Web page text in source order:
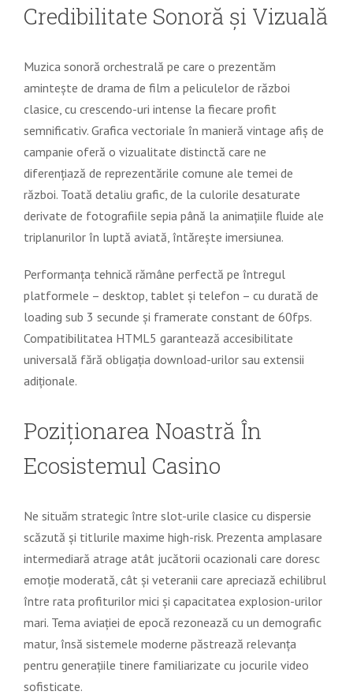
Credibilitate Sonoră și Vizuală
Muzica sonoră orchestrală pe care o prezentăm
amintește de drama de film a peliculelor de război
clasice, cu crescendo-uri intense la fiecare profit
semnificativ. Grafica vectoriale în manieră vintage afiș de
campanie oferă o vizualitate distinctă care ne
diferențiază de reprezentările comune ale temei de
război. Toată detaliu grafic, de la culorile desaturate
derivate de fotografiile sepia până la animațiile fluide ale
triplanurilor în luptă aviată, întărește imersiunea.
Performanța tehnică rămâne perfectă pe întregul
platformele – desktop, tablet și telefon – cu durată de
loading sub 3 secunde și framerate constant de 60fps.
Compatibilitatea HTML5 garantează accesibilitate
universală fără obligația download-urilor sau extensii
adiționale.
Poziționarea Noastră În
Ecosistemul Casino
Ne situăm strategic între slot-urile clasice cu dispersie
scăzută și titlurile maxime high-risk. Prezenta amplasare
intermediară atrage atât jucătorii ocazionali care doresc
emoție moderată, cât și veteranii care apreciază echilibrul
între rata profiturilor mici și capacitatea explosion-urilor
mari. Tema aviației de epocă rezonează cu un demografic
matur, însă sistemele moderne păstrează relevanța
pentru generațiile tinere familiarizate cu jocurile video
sofisticate.